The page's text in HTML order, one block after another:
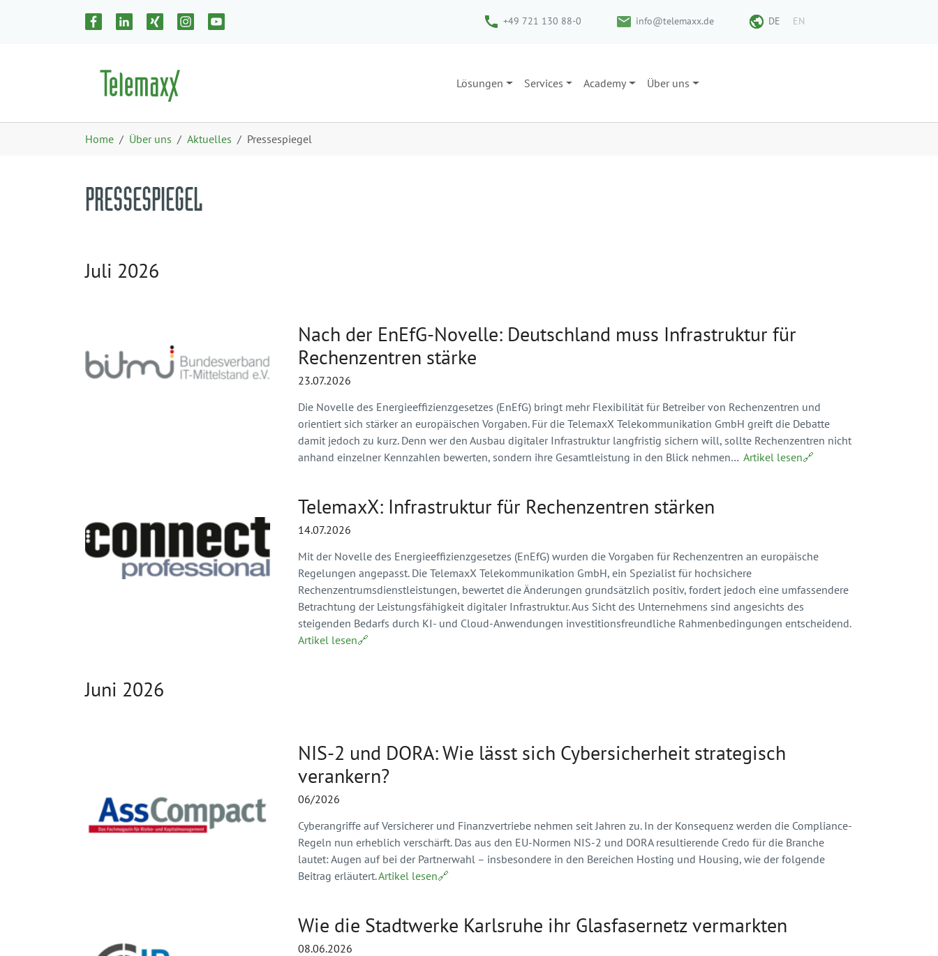
+49 721 130 88-0 info@telemaxx.de DE EN
Lösungen Services Academy Über uns
Home Über uns Aktuelles Pressespiegel
PRESSESPIEGEL
Juli 2026
Nach der EnEfG-Novelle: Deutschland muss Infrastruktur für
Rechenzentren stärke
23.07.2026
Die Novelle des Energieeffizienzgesetzes (EnEfG) bringt mehr Flexibilität für Betreiber von Rechenzentren und
orientiert sich stärker an europäischen Vorgaben. Für die TelemaxX Telekommunikation GmbH greift die Debatte
damit jedoch zu kurz. Denn wer den Ausbau digitaler Infrastruktur langfristig sichern will, sollte Rechenzentren nicht
anhand einzelner Kennzahlen bewerten, sondern ihre Gesamtleistung in den Blick nehmen… Artikel lesen🔗
TelemaxX: Infrastruktur für Rechenzentren stärken
14.07.2026
Mit der Novelle des Energieeffizienzgesetzes (EnEfG) wurden die Vorgaben für Rechenzentren an europäische
Regelungen angepasst. Die TelemaxX Telekommunikation GmbH, ein Spezialist für hochsichere
Rechenzentrumsdienstleistungen, bewertet die Änderungen grundsätzlich positiv, fordert jedoch eine umfassendere
Betrachtung der Leistungsfähigkeit digitaler Infrastruktur. Aus Sicht des Unternehmens sind angesichts des
steigenden Bedarfs durch KI- und Cloud-Anwendungen investitionsfreundliche Rahmenbedingungen entscheidend.
Artikel lesen🔗
Juni 2026
NIS-2 und DORA: Wie lässt sich Cybersicherheit strategisch
verankern?
06/2026
Cyberangriffe auf Versicherer und Finanzvertriebe nehmen seit Jahren zu. In der Konsequenz werden die Compliance-
Regeln nun erheblich verschärft. Das aus den EU-Normen NIS-2 und DORA resultierende Credo für die Branche
lautet: Augen auf bei der Partnerwahl – insbesondere in den Bereichen Hosting und Housing, wie der folgende
Beitrag erläutert.Artikel lesen🔗
Wie die Stadtwerke Karlsruhe ihr Glasfasernetz vermarkten
08.06.2026